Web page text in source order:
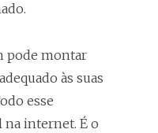
pode montar
às suas
esse
internet. É o